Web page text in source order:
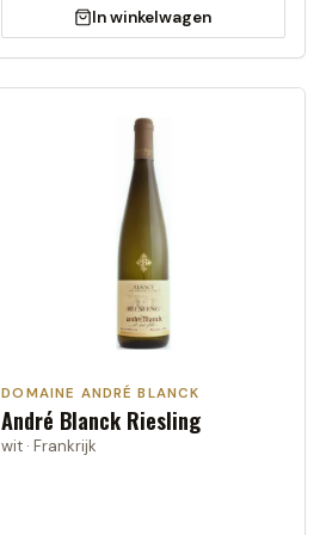
In winkelwagen
DOMAINE ANDRÉ BLANCK
André Blanck Riesling
wit · Frankrijk